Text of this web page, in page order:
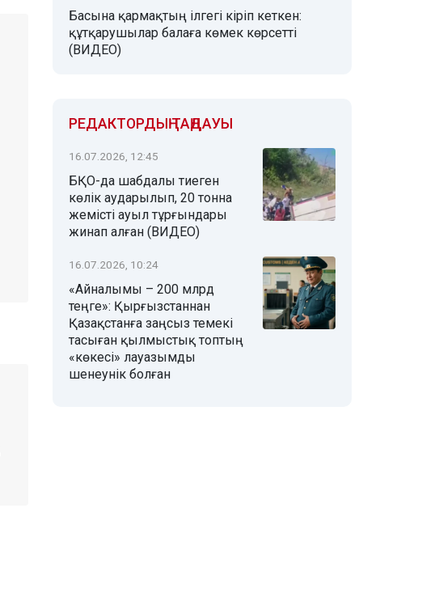
Басына қармақтың ілгегі кіріп кеткен:
құтқарушылар балаға көмек көрсетті
(ВИДЕО)
РЕДАКТОРДЫҢ ТАҢДАУЫ
16.07.2026, 12:45
БҚО-да шабдалы тиеген
көлік аударылып, 20 тонна
жемісті ауыл тұрғындары
жинап алған (ВИДЕО)
16.07.2026, 10:24
«Айналымы – 200 млрд
теңге»: Қырғызстаннан
Қазақстанға заңсыз темекі
тасыған қылмыстық топтың
«көкесі» лауазымды
шенеунік болған